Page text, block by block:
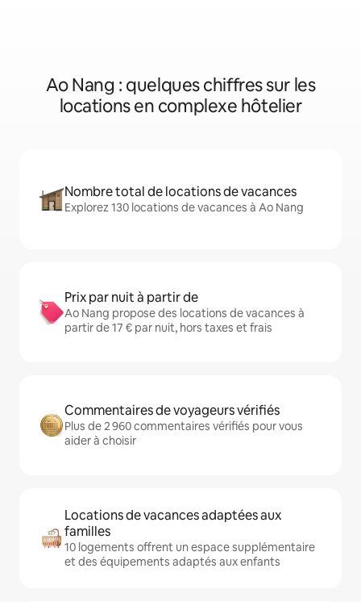
Ao Nang : quelques chiffres sur les
locations en complexe hôtelier
Nombre total de locations de vacances
Explorez 130 locations de vacances à Ao Nang
Prix par nuit à partir de
Ao Nang propose des locations de vacances à
partir de 17 € par nuit, hors taxes et frais
Commentaires de voyageurs vérifiés
Plus de 2 960 commentaires vérifiés pour vous
aider à choisir
Locations de vacances adaptées aux
familles
10 logements offrent un espace supplémentaire
et des équipements adaptés aux enfants